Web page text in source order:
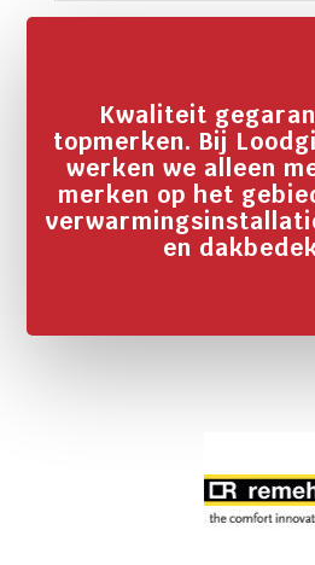
Kwaliteit
topmerken. Bij
werken we alleen
merken op het
en